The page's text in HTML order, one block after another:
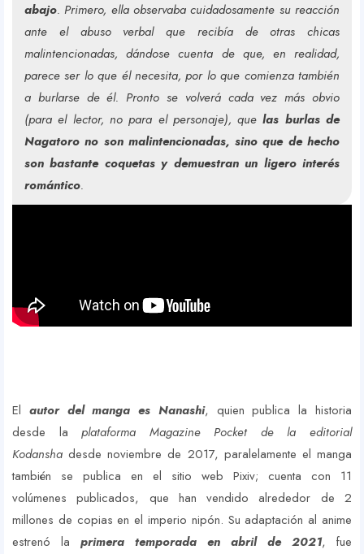
abajo. Primero, ella observaba cuidadosamente su reacción
ante el abuso verbal que recibía de otras chicas
malintencionadas, dándose cuenta de que, en realidad,
parece ser lo que él necesita, por lo que comienza también
a burlarse de él. Pronto se volverá cada vez más obvio
(para el lector, no para el personaje), quelas burlas de
Nagatoro no son malintencionadas, sino que de hecho
son bastante coquetas y demuestran un ligero interés
romántico.
El autor del manga es Nanashi, quien publica la historia
desde laplataforma Magazine Pocket de la editorial
Kodansha desde noviembre de 2017, paralelamente el manga
también se publica en el sitio web Pixiv; cuenta con 11
volúmenes publicados, que han vendido alrededor de 2
millones de copias en el imperio nipón. Su adaptación al anime
estrenó la primera temporada en abril de 2021, fue